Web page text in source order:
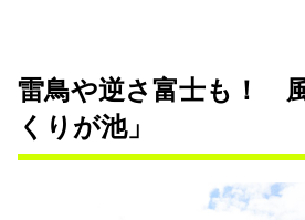
雷鳥や逆さ富士も！
くりが池」